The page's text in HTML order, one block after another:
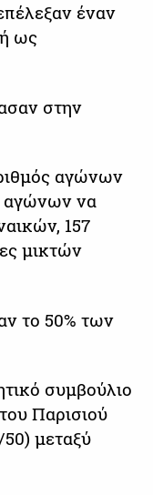
έναν
ως
στην
αγώνων
αγώνων να
157
μικτών
το 50% των
συμβούλιο
Παρισιού
μεταξύ